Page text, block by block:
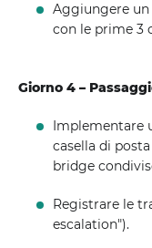
Aggiungere un
con le prime 3
Giorno 4 –
Implementare
casella di
bridge
Registrare le
escalation").